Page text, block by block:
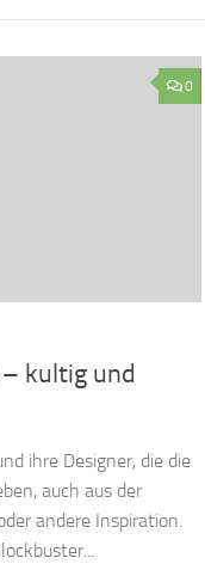
0
– kultig und
ihre Designer, die die
auch aus der
andere Inspiration.